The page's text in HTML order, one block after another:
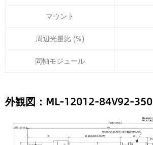
マウント
周辺光量比 (%)
同軸モジュール
外観図：ML-12012-84V92-350